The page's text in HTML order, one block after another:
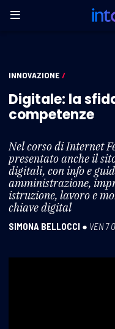
INNOVAZIONE /
Digitale: la
competenze
Nel corso di Internet
presentato anche il
digitali, con info e
amministrazione,
istruzione, lavoro e
chiave digital
SIMONA BELLOCCI ● VEN 7